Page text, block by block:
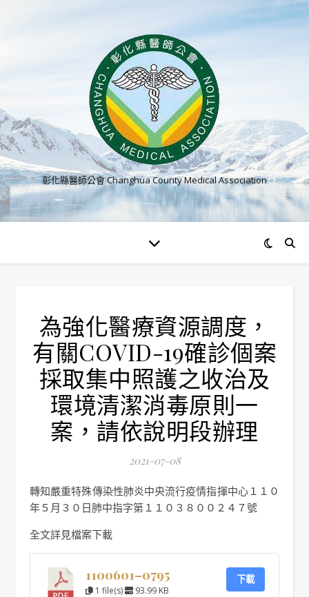
彰化縣醫師公會 Changhua County Medical Association
為強化醫療資源調度，
有關COVID-19確診個案
採取集中照護之收治及
環境清潔消毒原則一
案，請依說明段辦理
2021-07-08
轉知嚴重特殊傳染性肺炎中央流行疫情指揮中心１１０
年５月３０日肺中指字第１１０３８００２４７號
全文詳見檔案下載
1100601–0795
1 file(s) 93.99 KB
下載